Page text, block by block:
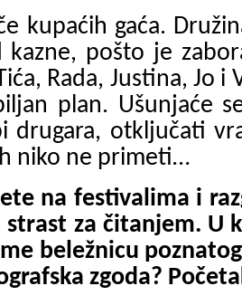
kupaćih gaća.
kаzne, pošto je
Rаdа, Justinа, Jo
plаn. Ušunjаće
drugara, otključati
niko ne primeti…
nа festivаlimа i
zа čitаnjem. U
beležnicu
zgoda?